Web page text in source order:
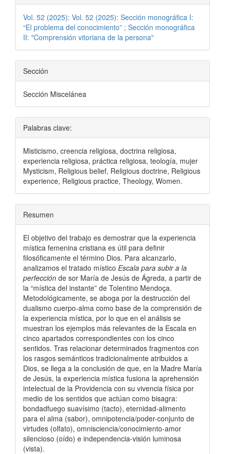
Vol. 52 (2025): Vol. 52 (2025): Sección monográfica I:
“El problema del conocimiento” ; Sección monográfica
II: "Comprensión vitoriana de la persona"
Sección
Sección Miscelánea
Palabras clave:
Misticismo, creencia religiosa, doctrina religiosa,
experiencia religiosa, práctica religiosa, teología, mujer
Mysticism, Religious belief, Religious doctrine, Religious
experience, Religious practice, Theology, Women.
Resumen
El objetivo del trabajo es demostrar que la experiencia
mística femenina cristiana es útil para definir
filosóficamente el término Dios. Para alcanzarlo,
analizamos el tratado místico Escala para subir a la
perfección de sor María de Jesús de Ágreda, a partir de
la “mística del instante” de Tolentino Mendoça.
Metodológicamente, se aboga por la destrucción del
dualismo cuerpo-alma como base de la comprensión de
la experiencia mística, por lo que en el análisis se
muestran los ejemplos más relevantes de la Escala en
cinco apartados correspondientes con los cinco
sentidos. Tras relacionar determinados fragmentos con
los rasgos semánticos tradicionalmente atribuidos a
Dios, se llega a la conclusión de que, en la Madre María
de Jesús, la experiencia mística fusiona la aprehensión
intelectual de la Providencia con su vivencia física por
medio de los sentidos que actúan como bisagra:
bondadfuego suavísimo (tacto), eternidad-alimento
para el alma (sabor), omnipotencia/poder-conjunto de
virtudes (olfato), omnisciencia/conocimiento-amor
silencioso (oído) e independencia-visión luminosa
(vista).